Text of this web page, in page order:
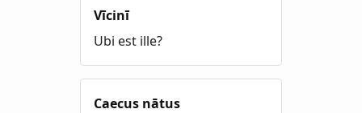
Vīcinī
Ubi est ille?
Caecus nātus